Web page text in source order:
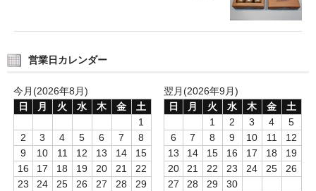
民芸品
会社情報
会社理念
沿革
社長あいさつ
お問合せ
営業日カレンダー
今月(2026年8月)
日
月 火 水 木 金
土
1
2
3 4 5 6 7
8
9
10 11 12 13 14
15
16
17 18 19 20 21
22
23
24 25 26 27 28
29
翌月(2026年9月)
日
月 火 水 木 金
土
1
2 3 4
5
6
7 8 9 10 11
12
13
14 15 16 17 18
19
20
21 22 23 24 25
26
27
28 29
30